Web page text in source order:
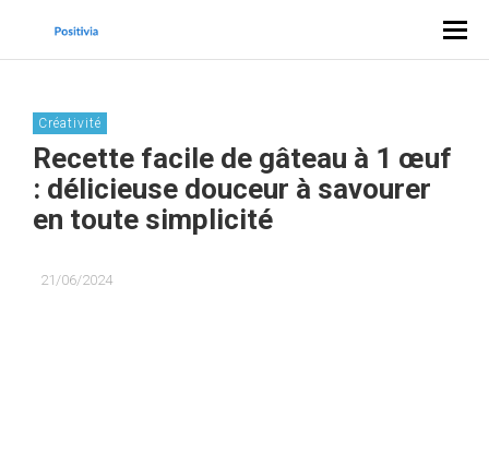
Créativité
Recette facile de gâteau à 1 œuf
: délicieuse douceur à savourer
en toute simplicité
21/06/2024